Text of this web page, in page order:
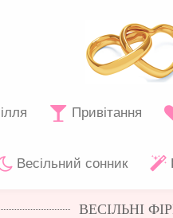
Привітання
Весільний сонник
ВЕСІЛЬНІ